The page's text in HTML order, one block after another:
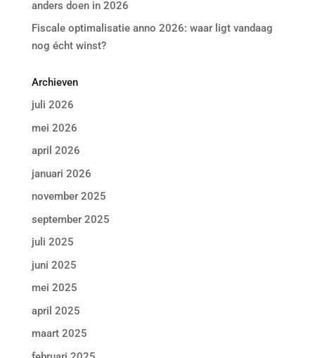
anders doen in 2026
Fiscale optimalisatie anno 2026: waar ligt vandaag
nog écht winst?
Archieven
juli 2026
mei 2026
april 2026
januari 2026
november 2025
september 2025
juli 2025
juni 2025
mei 2025
april 2025
maart 2025